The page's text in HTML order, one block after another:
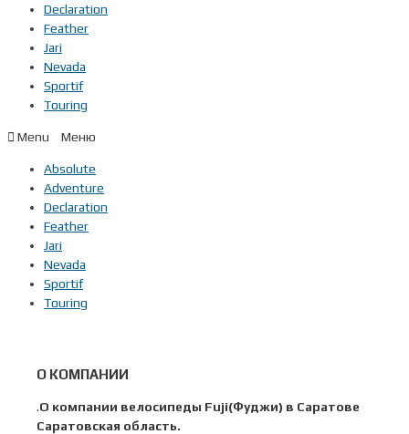
Declaration
Feather
Jari
Nevada
Sportif
Touring
Menu
Absolute
Adventure
Declaration
Feather
Jari
Nevada
Sportif
Touring
О КОМПАНИИ
.О компании велосипеды Fuji(Фуджи) в Саратове
Саратовская область.